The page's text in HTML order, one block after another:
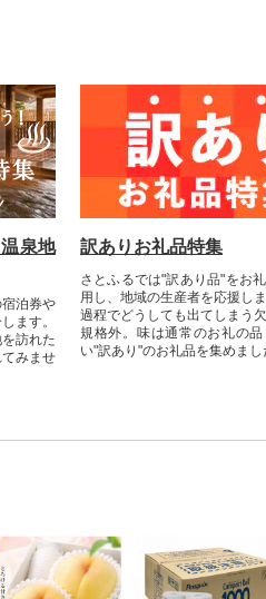
泉地
泊券や
ます。
訪れた
みませ
訳ありお礼品特集
さとふるでは"訳あり品"をお
用し、地域の生産者を応援し
過程でどうしても出てしまう⽋
規格外。味は通常のお礼の
い"訳あり"のお礼品を集めまし